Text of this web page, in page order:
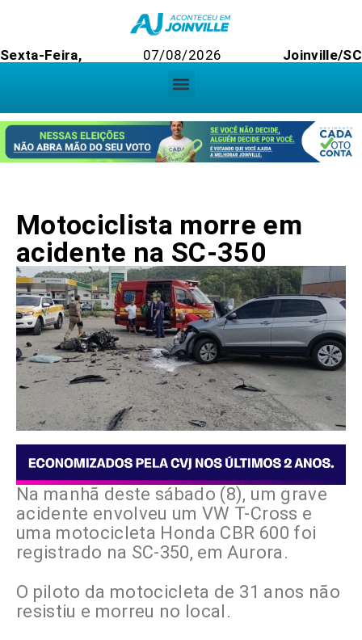
Sexta-Feira, 07/08/2026 Joinville/SC
Motociclista morre em
acidente na SC-350
Na manhã deste sábado (8), um grave
acidente envolveu um VW T-Cross e
uma motocicleta Honda CBR 600 foi
registrado na SC-350, em Aurora.
O piloto da motocicleta de 31 anos não
resistiu e morreu no local.